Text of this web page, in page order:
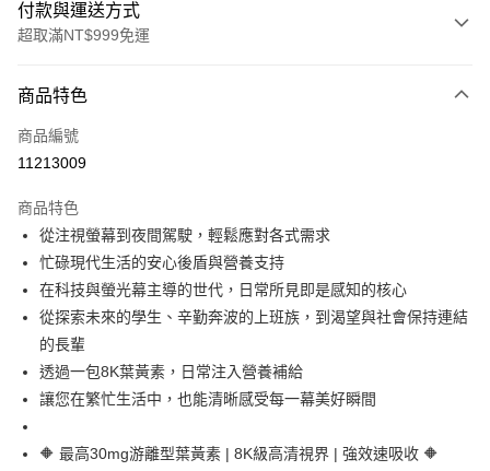
付款與運送方式
超取滿NT$999免運
信用卡一次付款
超商取貨付款
Apple Pay
悠遊付
大哥付你分期
相關說明
【大哥付你分期使用說明】
1.本服務由台灣大哥大提供，台灣大哥大用戶可立即使用無須另外申請。
2.付款方式選擇「大哥付你分期」，訂單成立後會自動跳轉到大哥付的交易
3.實際核准額度、可分期數及費用金額請依後續交易確認頁面所載為準。
AFTEE先享後付
相關說明
【關於「AFTEE先享後付」】
AFTEE先享後付是「在收到商品之後才付款」的支付方式。 讓您購物簡單
ATM付款
商品特色
商品編號
11213009
商品特色
從注視螢幕到夜間駕駛，輕鬆應對各式需求
忙碌現代生活的安心後盾與營養支持
在科技與螢光幕主導的世代，日常所見即是感知的核心
從探索未來的學生、辛勤奔波的上班族，到渴望與社會保持連結
的長輩
透過一包8K葉黃素，日常注入營養補給
讓您在繁忙生活中，也能清晰感受每一幕美好瞬間
🔶 最高30mg游離型葉黃素 | 8K級高清視界 | 強效速吸收 🔶